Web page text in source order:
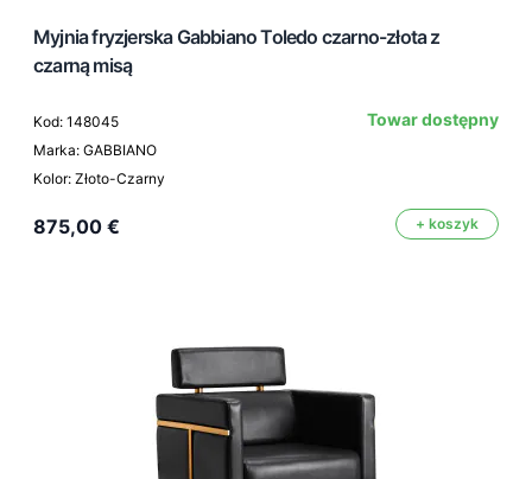
Myjnia fryzjerska Gabbiano Toledo czarno-złota z
czarną misą
Kod: 148045
Marka: GABBIANO
Kolor: Złoto-Czarny
Towar dostępny
875,00 € + koszyk